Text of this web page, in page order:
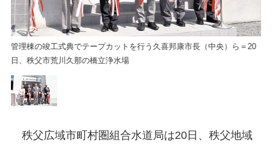
管理棟の竣工式典でテープカットを行う久喜邦康市長（中央）ら＝20
日、秩父市荒川久那の橋立浄水場
秩父広域市町村圏組合水道局は20日、秩父地域